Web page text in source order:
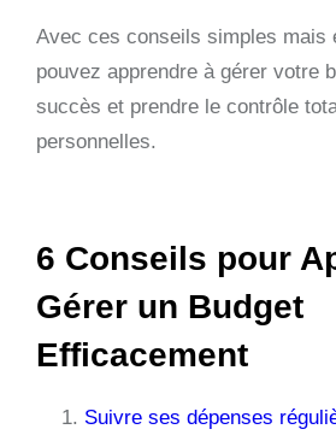
Avec ces conseils simples mais
pouvez apprendre à gérer votre
succès et prendre le contrôle
personnelles.
6 Conseils pour
Gérer un Budget
Efficacement
Suivre ses dépenses